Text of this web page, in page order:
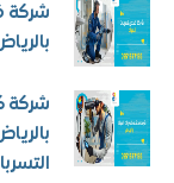
شركة
شركة